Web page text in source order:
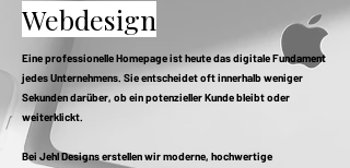
Webdesign
Eine professionelle Homepage ist heute das digitale Fundament
jedes Unternehmens. Sie entscheidet oft innerhalb weniger
Sekunden darüber, ob ein potenzieller Kunde bleibt oder
weiterklickt.​
Bei Jehl Designs erstellen wir moderne, hochwertige